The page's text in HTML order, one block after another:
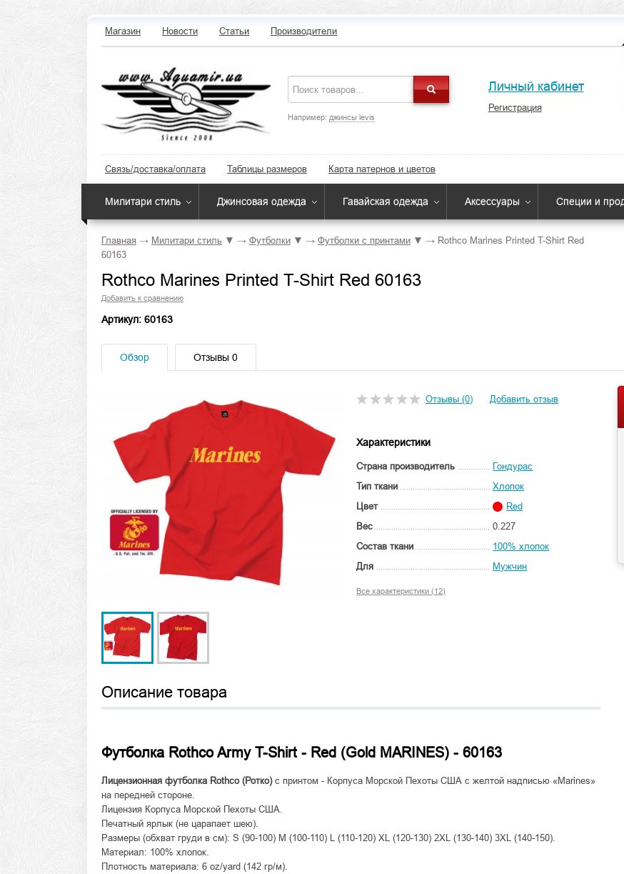
Магазин Новости Статьи Производители
Например: джинсы levis
Личный кабинет
Регистрация
Связь/доставка/оплата Таблицы размеров Карта патернов и цветов
Милитари стиль Джинсовая одежда Гавайская одежда Аксессуары Специи и
Главная → Милитари стиль ▼ → Футболки ▼ → Футболки с принтами ▼ → Rothco Marines Printed T-Shirt Red
60163
Rothco Marines Printed T-Shirt Red 60163
Добавить к сравнению
Артикул: 60163
Обзор Отзывы 0
Отзывы (0) Добавить отзыв
Характеристики
Страна производитель
Гондурас
Тип ткани
Хлопок
Цвет
Red
Вес
0.227
Состав ткани
100% хлопок
Для
Мужчин
Все характеристики (12)
Описание товара
Футболка Rothco Army T-Shirt - Red (Gold MARINES) - 60163
Лицензионная футболка Rothco (Ротко)с принтом - Корпуса Морской Пехоты США с желтой надписью «Marines»
на передней стороне.
Лицензия Корпуса Морской Пехоты США.
Печатный ярлык (не царапает шею).
Размеры (обхват груди в см): S (90-100) M (100-110) L (110-120) XL (120-130) 2XL (130-140) 3XL (140-150).
Материал: 100% хлопок.
Плотность материала: 6 oz/yard (142 гр/м).